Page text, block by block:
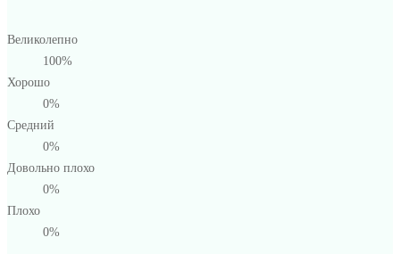
Великолепно
100%
Хорошо
0%
Средний
0%
Довольно плохо
0%
Плохо
0%